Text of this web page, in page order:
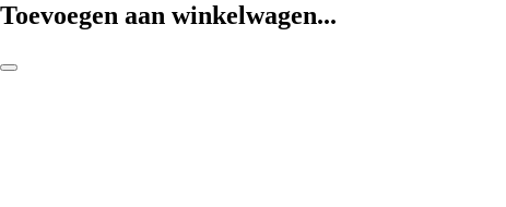
Toevoegen aan winkelwagen...